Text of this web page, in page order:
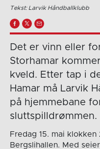
Tekst: Larvik Håndballklubb
Det er vinn eller
Storhamar
kveld. Etter tap i
Hamar må Larvik
på hjemmebane
sluttspilldrømmen.
Fredag 15. mai
Bergslihallen. Med